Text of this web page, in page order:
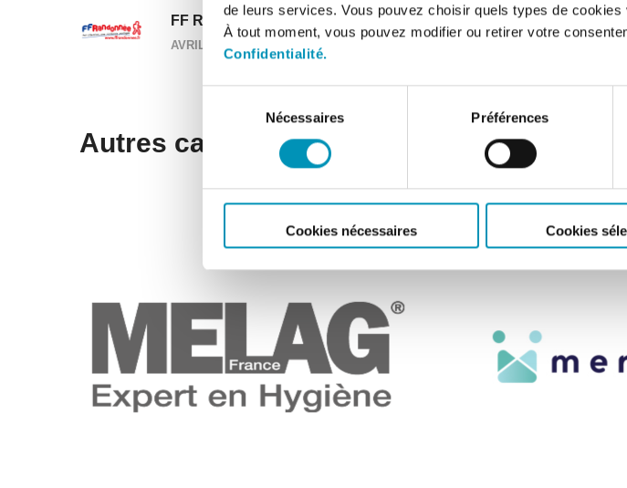
de leurs services. Vous pouvez choisir quels types de
À tout moment, vous pouvez modifier ou retirer votre
Confidentialité.
consentement
Nécessaires Préférences
Cookies nécessaires Cookies
FF Randonnée pédestre
AVRIL 9, 2021
Autres cas clients